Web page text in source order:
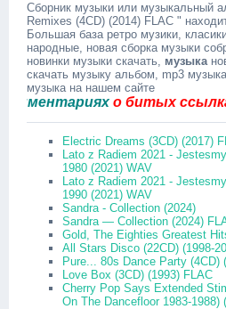
Сборник музыки или музыкальный
Remixes (4CD) (2014) FLAC "
Большая база ретро музики,
народные, новая сборка музыки
новинки музыки скачать, музыка
скачать музыку альбом, mp3
музыка на нашем сайте
о битых ссылках,
Electric Dreams (3CD) (2017)
Lato z Radiem 2021 -
1980 (2021) WAV
Lato z Radiem 2021 -
1990 (2021) WAV
Sandra - Collection (2024)
Sandra — Collection (2024)
Gold, The Eighties Greatest
All Stars Disco (22CD) (1998-
Pure... 80s Dance Party (4CD)
Love Box (3CD) (1993) FLAC
Cherry Pop Says Extended
On The Dancefloor 1983-1988)